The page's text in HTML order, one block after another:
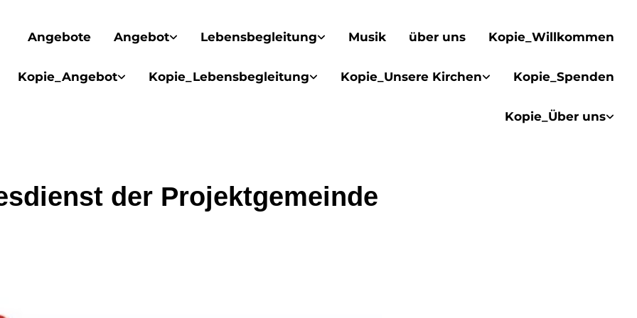
Angebote Angebot Lebensbegleitung Musik über uns Kopie_Willkommen
Kopie_Angebot Kopie_Lebensbegleitung Kopie_Unsere Kirchen Kopie_Spenden
Kopie_Über uns
der Projektgemeinde